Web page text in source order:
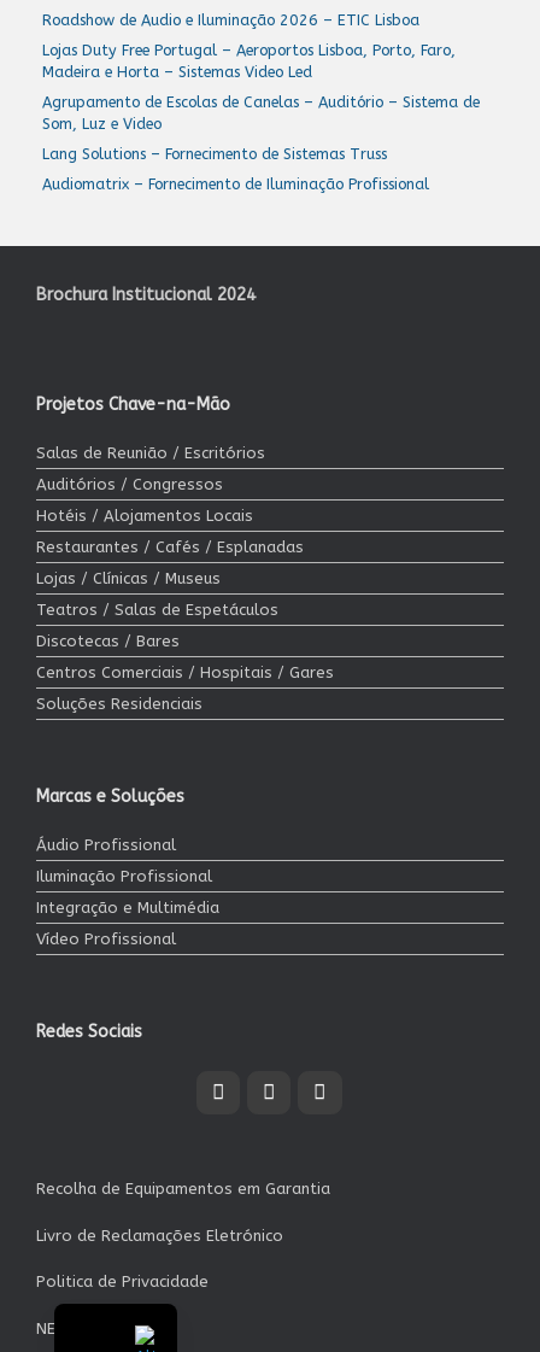
Roadshow de Audio e Iluminação 2026 – ETIC Lisboa
Lojas Duty Free Portugal – Aeroportos Lisboa, Porto, Faro,
Madeira e Horta – Sistemas Video Led
Agrupamento de Escolas de Canelas – Auditório – Sistema de
Som, Luz e Video
Lang Solutions – Fornecimento de Sistemas Truss
Audiomatrix – Fornecimento de Iluminação Profissional
Brochura Institucional 2024
Projetos Chave-na-Mão
Salas de Reunião / Escritórios
Auditórios / Congressos
Hotéis / Alojamentos Locais
Restaurantes / Cafés / Esplanadas
Lojas / Clínicas / Museus
Teatros / Salas de Espetáculos
Discotecas / Bares
Centros Comerciais / Hospitais / Gares
Soluções Residenciais
Marcas e Soluções
Áudio Profissional
Iluminação Profissional
Integração e Multimédia
Vídeo Profissional
Redes Sociais
Recolha de Equipamentos em Garantia
Livro de Reclamações Eletrónico
Politica de Privacidade
NEWSLETTER